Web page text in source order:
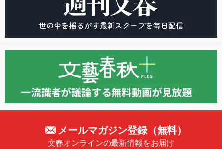
メールマガジン登録（無料）
文春オンラインの最新情報をお届け